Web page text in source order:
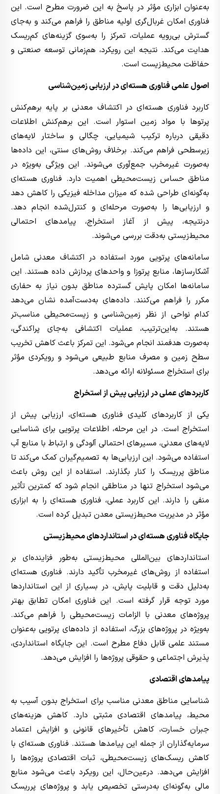
به‌عنوان ابزاری مؤثر در پاسخ به این ضرورت مطرح است. این
فناوری امکان غربال‌گری اولیه مناطق را فراهم می‌کند و به‌جای
گسترش بی‌رویه عملیات، تمرکز را به‌سوی گزینه‌های کم‌ریسک
هدایت می‌کند. نتیجه این رویکرد، هم‌زمانی توسعه صنعتی و
حفاظت محیط‌زیست است.
اصول علمی فناوری هسته‌ای در ارزیابی زمین‌شناسی
کاربرد فناوری هسته‌ای در اکتشاف معدنی بر پایه برهم‌کنش
پرتوها با مواد زمین استوار است. این برهم‌کنش اطلاعات
دقیقی درباره ترکیب شیمیایی، چگالی و ساختار لایه‌های
زیرسطحی فراهم می‌کند. برخلاف روش‌های سنتی، این داده‌ها
به‌صورت غیرمخرب جمع‌آوری می‌شوند. این ویژگی به‌ویژه در
مناطق حساس زیست‌محیطی اهمیت دارد. فناوری هسته‌ای
به‌گونه‌ای طراحی شده که میزان مداخله فیزیکی را کاهش دهد
و ارزیابی‌ها را به‌صورت مرحله‌ای و کنترل‌شده انجام دهد.
درنتیجه، پیش از آغاز استخراج، پیامدهای احتمالی
محیط‌زیستی به‌دقت بررسی می‌شوند.
سامانه‌های پرتویی مورد استفاده در اکتشاف معدنی شامل
آشکارسازها، منابع پرتوزا و واحدهای پردازش داده هستند. این
سامانه‌ها امکان پایش گسترده مناطق بدون نیاز به حفاری
مکرر را فراهم می‌کنند. داده‌های به‌دست‌آمده نشان می‌دهد
کدام نواحی از نظر زمین‌شناسی و زیست‌محیطی مناسب‌تر
هستند. به‌این‌ترتیب، عملیات اکتشافی به‌جای پراکندگی،
به‌صورت هدفمند انجام می‌شود. این تمرکز باعث کاهش تخریب
سطح زمین و مصرف منابع طبیعی می‌شود و رویکردی مؤثر
برای استخراج مسئولانه ارائه می‌دهد.
کاربردهای عملی در ارزیابی پیش از استخراج
یکی از کاربردهای کلیدی فناوری هسته‌ای، ارزیابی پیش از
استخراج است. در این مرحله، اطلاعات پرتویی برای شناسایی
لایه‌های معدنی، مسیرهای احتمالی آلودگی و ارتباط با منابع آب
استفاده می‌شود. این ارزیابی‌ها به تصمیم‌گیران کمک می‌کند تا
مناطق پرریسک را کنار بگذارند. استفاده از این روش باعث
می‌شود استخراج تنها در مناطقی انجام شود که کمترین تأثیر
منفی را دارند. این کاربرد عملی، فناوری هسته‌ای را به ابزاری
مؤثر در مدیریت محیط‌زیستی معدن تبدیل کرده است.
جایگاه فناوری هسته‌ای در استانداردهای محیط‌زیستی
استانداردهای بین‌المللی محیط‌زیستی به‌طور فزاینده‌ای بر
استفاده از روش‌های غیرمخرب تأکید دارند. فناوری هسته‌ای
به‌دلیل دقت و قابلیت پایش، در بسیاری از این استانداردها
مورد توجه قرار گرفته است. این فناوری امکان تطابق بهتر
پروژه‌های معدنی با الزامات زیست‌محیطی را فراهم می‌کند.
به‌ویژه در پروژه‌های بزرگ، استفاده از داده‌های پرتویی به‌عنوان
مستند علمی قابل دفاع مطرح است. این جایگاه استانداردی،
پذیرش اجتماعی و حقوقی پروژه‌ها را افزایش می‌دهد.
پیامدهای اقتصادی
شناسایی مناطق معدنی مناسب برای استخراج بدون آسیب به
محیط، پیامدهای اقتصادی مثبتی دارد. کاهش هزینه‌های
جبران خسارت، کاهش تأخیرهای قانونی و افزایش اعتماد
سرمایه‌گذاران از جمله این پیامدها هستند. فناوری هسته‌ای با
کاهش ریسک‌های زیست‌محیطی، ثبات اقتصادی پروژه‌ها را
افزایش می‌دهد. درعین‌حال، این رویکرد باعث می‌شود منابع
مالی به‌گونه‌ای به‌درستی تخصیص یابد و پروژه‌های پرریسک